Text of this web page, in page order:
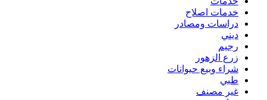
خدمات اصلاح
دراسات ومصادر
ديني
رجيم
زرع الزهور
شراء وبيع حيوانات
طبي
غير مصنف